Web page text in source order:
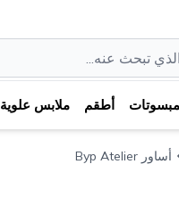
أطقم ملابس علوية
أساور Byp Atelier